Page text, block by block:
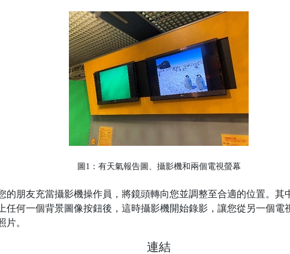
圖1：有天氣報告圖、攝影機和兩個電視螢幕
的朋友充當攝影機操作員，將鏡頭轉向您並調整至合適的位置。其
任何一個背景圖像按鈕後，這時攝影機開始錄影，讓您從另一個電
片。
連結